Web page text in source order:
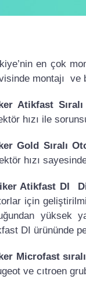
en çok
montajı ve
Atikfast
hızı ile
Gold Sıralı
hızı
Atikfast DI
için
yüksek
DI ürününde
Microfast
ve cıtroen